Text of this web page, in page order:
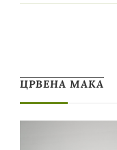
ЦРВЕНА МАКА